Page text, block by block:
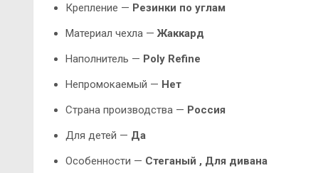
Крепление — Резинки по углам
Материал чехла — Жаккард
Наполнитель — Poly Refine
Непромокаемый — Нет
Страна производства — Россия
Для детей — Да
Особенности — Стеганый , Для дивана